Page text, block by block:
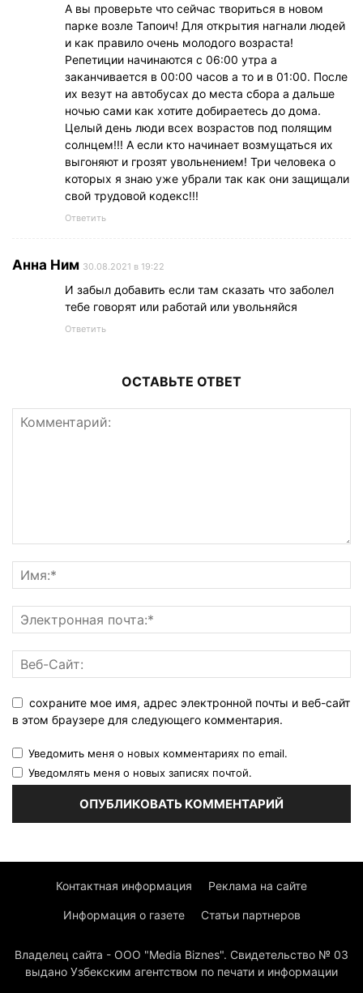
А вы проверьте что сейчас твориться в новом
парке возле Тапоич! Для открытия нагнали людей
и как правило очень молодого возраста!
Репетиции начинаются с 06:00 утра а
заканчивается в 00:00 часов а то и в 01:00. После
их везут на автобусах до места сбора а дальше
ночью сами как хотите добираетесь до дома.
Целый день люди всех возрастов под полящим
солнцем!!! А если кто начинает возмущаться их
выгоняют и грозят увольнением! Три человека о
которых я знаю уже убрали так как они защищали
свой трудовой кодекс!!!
Ответить
Анна Ним 30.08.2021 в 19:22
И забыл добавить если там сказать что заболел
тебе говорят или работай или увольняйся
Ответить
ОСТАВЬТЕ ОТВЕТ
сохраните мое имя, адрес электронной почты и веб-сайт
в этом браузере для следующего комментария.
Уведомить меня о новых комментариях по email.
Уведомлять меня о новых записях почтой.
Контактная информация Реклама на сайте
Информация о газете Статьи партнеров
Владелец сайта - ООО "Media Biznes". Свидетельство № 03
выдано Узбекским агентством по печати и информации